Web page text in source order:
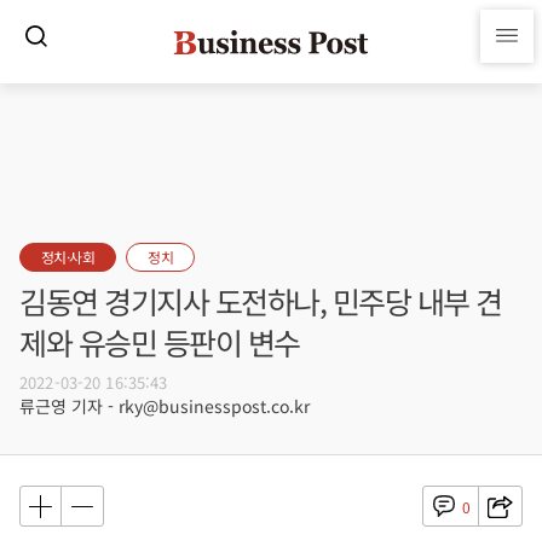
정치·사회 정치
김동연 경기지사 도전하나, 민주당 내부 견
제와 유승민 등판이 변수
2022-03-20 16:35:43
류근영 기자 - rky@businesspost.co.kr
0